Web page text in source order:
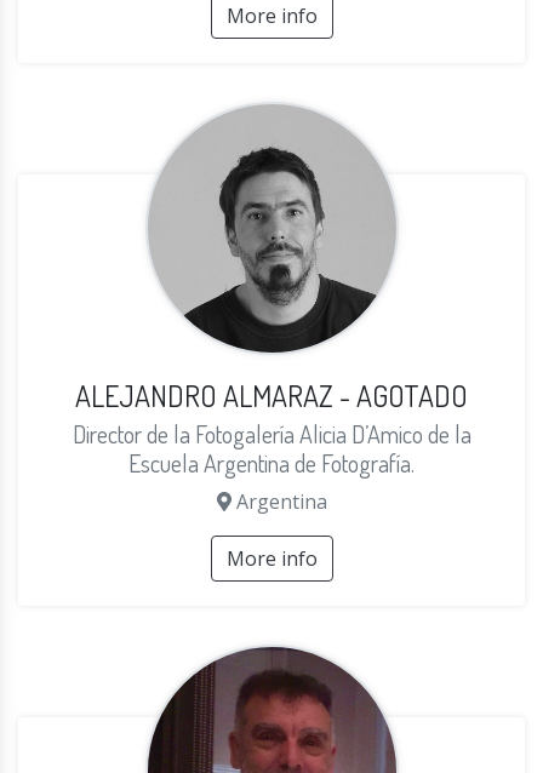
More info
ALEJANDRO ALMARAZ - AGOTADO
Director de la Fotogalería Alicia D’Amico de la
Escuela Argentina de Fotografía.
Argentina
More info